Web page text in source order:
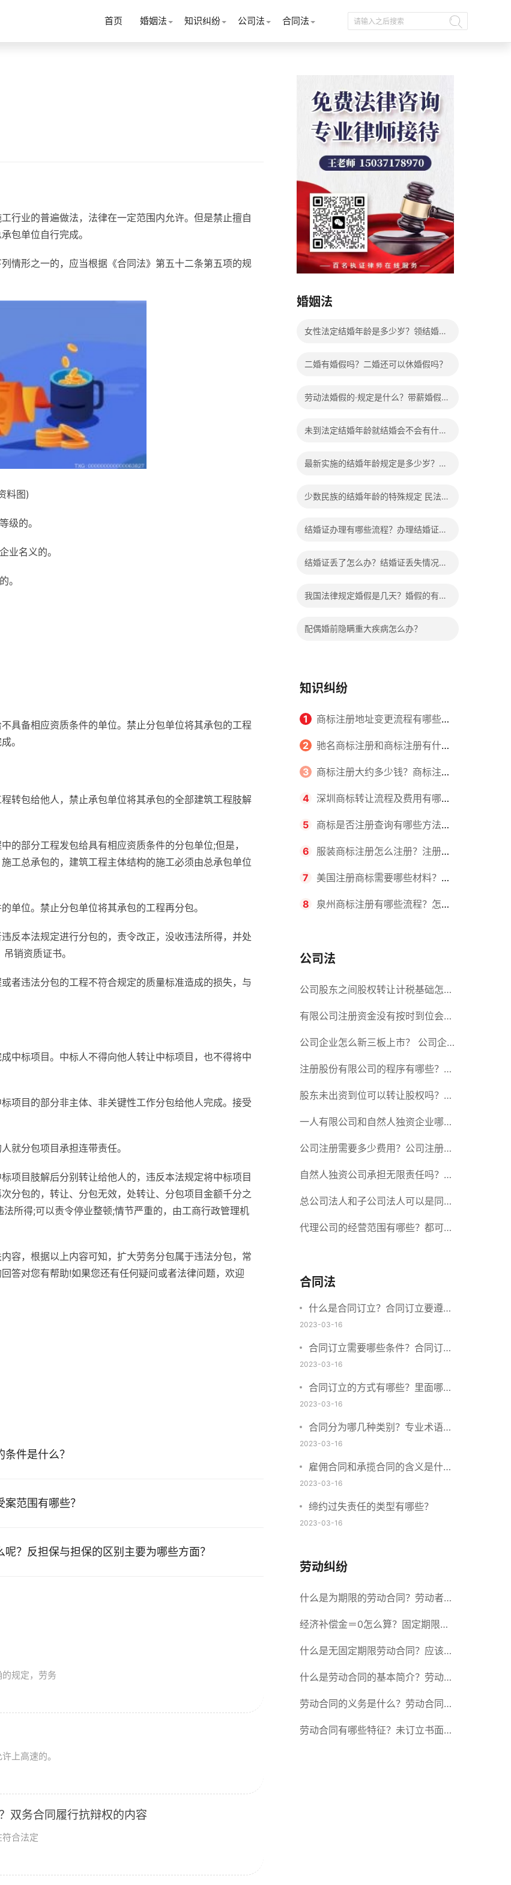
首页 婚姻法 知识纠纷 公司法 合同法
行业的普遍做法，法律在一定范围内允许。但是禁止擅自
包单位自行完成。
情形之一的，应当根据《合同法》第五十二条第五项的规
料图)
级的。
业名义的。
。
具备相应资质条件的单位。禁止分包单位将其承包的工程
。
转包给他人，禁止承包单位将其承包的全部建筑工程肢解
部分工程发包给具有相应资质条件的分包单位;但是，
工总承包的，建筑工程主体结构的施工必须由总承包单位
单位。禁止分包单位将其承包的工程再分包。
反本法规定进行分包的，责令改正，没收违法所得，并处
销资质证书。
者违法分包的工程不符合规定的质量标准造成的损失，与
中标项目。中标人不得向他人转让中标项目，也不得将中
项目的部分非主体、非关键性工作分包给他人完成。接受
就分包项目承担连带责任。
项目肢解后分别转让给他人的，违反本法规定将中标项目
分包的，转让、分包无效，处转让、分包项目金额千分之
所得;可以责令停业整顿;情节严重的，由工商行政管理机
容，根据以上内容可知，扩大劳务分包属于违法分包，常
答对您有帮助!如果您还有任何疑问或者法律问题，欢迎
件是什么？
范围有哪些？
？反担保与担保的区别主要为哪些方面？
规定，劳务
上高速的。
双务合同履行抗辩权的内容
合法定
婚姻法
女性法定结婚年龄是多少岁？领结婚证
二婚有婚假吗？二婚还可以休婚假吗？
劳动法婚假的·规定是什么？带薪婚假工
未到法定结婚年龄就结婚会不会有什么
最新实施的结婚年龄规定是多少岁？法
少数民族的结婚年龄的特殊规定 民法典
结婚证办理有哪些流程？办理结婚证有
结婚证丢了怎么办？结婚证丢失情况有
我国法律规定婚假是几天？婚假的有关
配偶婚前隐瞒重大疾病怎么办？
知识纠纷
1 商标注册地址变更流程有哪些？
怎么提交申请书件？
2 驰名商标注册和商标注册有什么
区别？
3 商标注册大约多少钱？商标注册
查询的方式有哪些？
4 深圳商标转让流程及费用有哪些
要求？商标转让所需时间是多久？
5 商标是否注册查询有哪些方法？
有哪些步骤？
6 服装商标注册怎么注册？注册商
标流程有哪些？
7 美国注册商标需要哪些材料？美
国商标办理流程有哪些？
8 泉州商标注册有哪些流程？怎么
公司法
公司股东之间股权转让计税基础怎么
确认？公司股东之间的股权转让要符
合什么要件？
有限公司注册资金没有按时到位会怎
么样？股份有限公司设立的注册条件
公司企业怎么新三板上市？ 公司企
业新三板上市的流程
注册股份有限公司的程序有哪些？注
册股份有限公司需要提交哪些材料？
股东未出资到位可以转让股权吗？股
东未出资到位能否分红？
一人有限公司和自然人独资企业哪个
好？一人公司设立条件有哪些？
公司注册需要多少费用？公司注册需
要准备什么材料？
自然人独资公司承担无限责任吗？有
限责任公司与有限责任公司的区别
总公司法人和子公司法人可以是同一
个人吗？总公司更名分公司需要更改
代理公司的经营范围有哪些？都可以
合同法
什么是合同订立？合同订立要遵守
什么原则？订立方式有哪些？
2023-03-16
合同订立需要哪些条件？合同订立
与合同成立有什么不同？
2023-03-16
合同订立的方式有哪些？里面哪些
内容、细节条款需要载明？
2023-03-16
合同分为哪几种类别？专业术语分
别是什么？
2023-03-16
雇佣合同和承揽合同的含义是什
么？怎么区分雇佣合同和承揽合
同？
2023-03-16
缔约过失责任的类型有哪些？
2023-03-16
劳动纠纷
什么是为期限的劳动合同？劳动者解
除合同的15种情形
经济补偿金＝0怎么算？固定期限劳
动合同又称什么？
什么是无固定期限劳动合同？应该怎
么解除或终止劳动合同？
什么是劳动合同的基本简介？劳动合
同的形式
劳动合同的义务是什么？劳动合同应
具备哪些条款？
劳动合同有哪些特征？未订立书面劳